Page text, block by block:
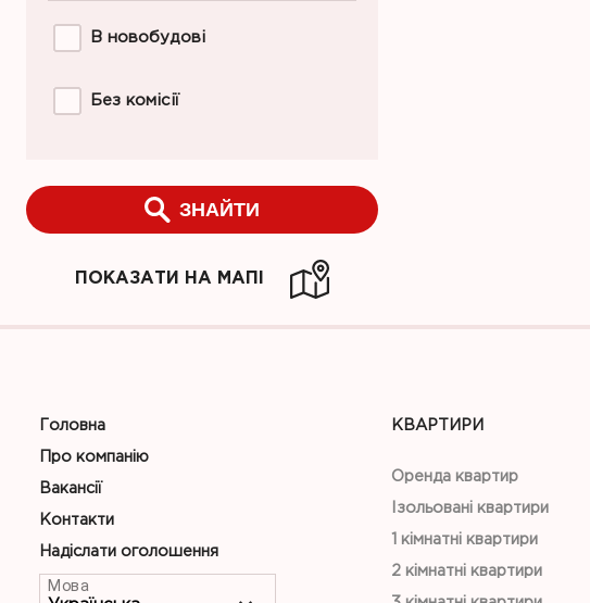
В новобудові
Без комісії
ЗНАЙТИ
ПОКАЗАТИ НА МАПІ
Головна
Про компанію
Вакансії
Контакти
Надіслати оголошення
Мова
КВАРТИРИ
Оренда квартир
Ізольовані квартири
1 кімнатні квартири
2 кімнатні квартири